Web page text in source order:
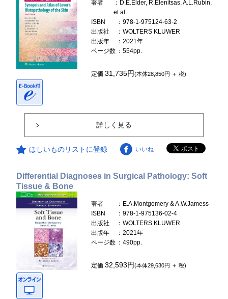
著者
：D.E.Elder, R.Elenitsas, A.L.Rubin,
et al.
ISBN
：978-1-975124-63-2
出版社
：WOLTERS KLUWER
出版年
：2021年
ページ数 ：554pp.
定価31,735円(本体28,850円 ＋ 税)
詳しく見る
ほしいものリストに登録 いいね
Differential Diagnoses in Surgical Pathology: Soft
Tissue & Bone
著者
：E.A.Montgomery & A.W.Jamess
ISBN
：978-1-975136-02-4
出版社
：WOLTERS KLUWER
出版年
：2021年
ページ数 ：490pp.
定価32,593円(本体29,630円 ＋ 税)